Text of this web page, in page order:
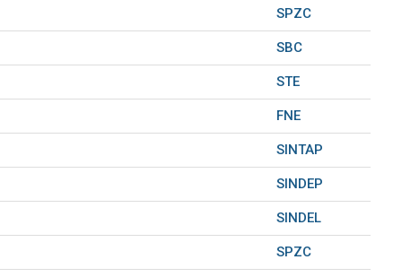
SPZC
SBC
STE
FNE
SINTAP
SINDEP
SINDEL
SPZC